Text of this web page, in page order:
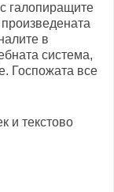
галопиращите
в
система,
Госпожата все